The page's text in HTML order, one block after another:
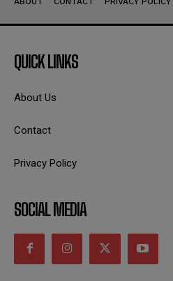
QUICK LINKS
About Us
Contact
Privacy Policy
SOCIAL MEDIA